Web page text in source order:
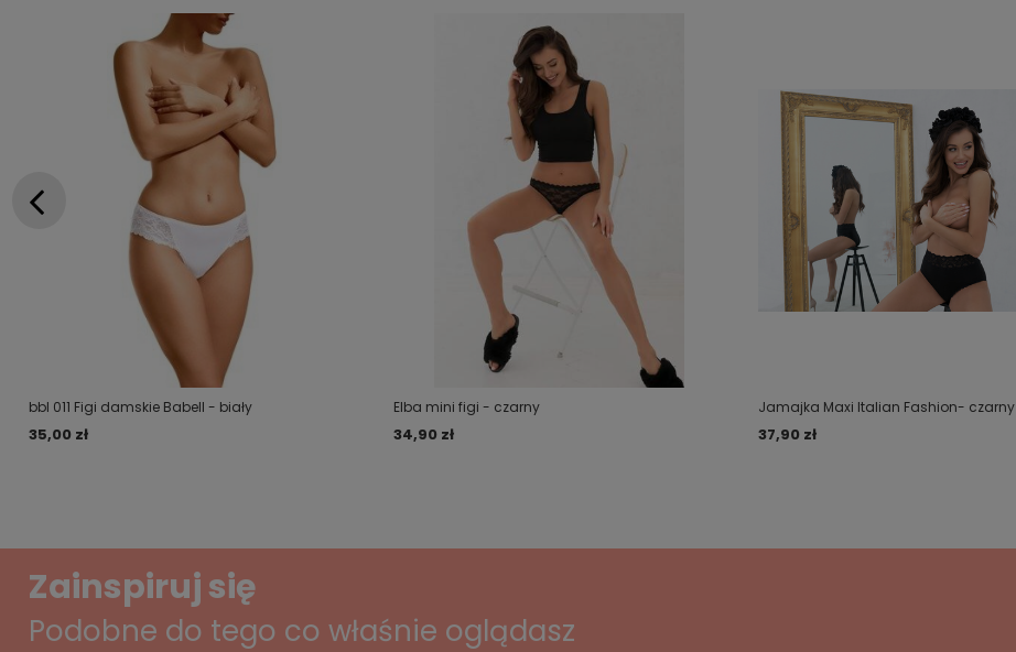
bbl 011 Figi damskie Babell - biały
35,00 zł
Elba mini figi - czarny
34,90 zł
Jamajka Maxi Italian Fashion- czarny
37,90 zł
Zainspiruj się
Podobne do tego co właśnie oglądasz